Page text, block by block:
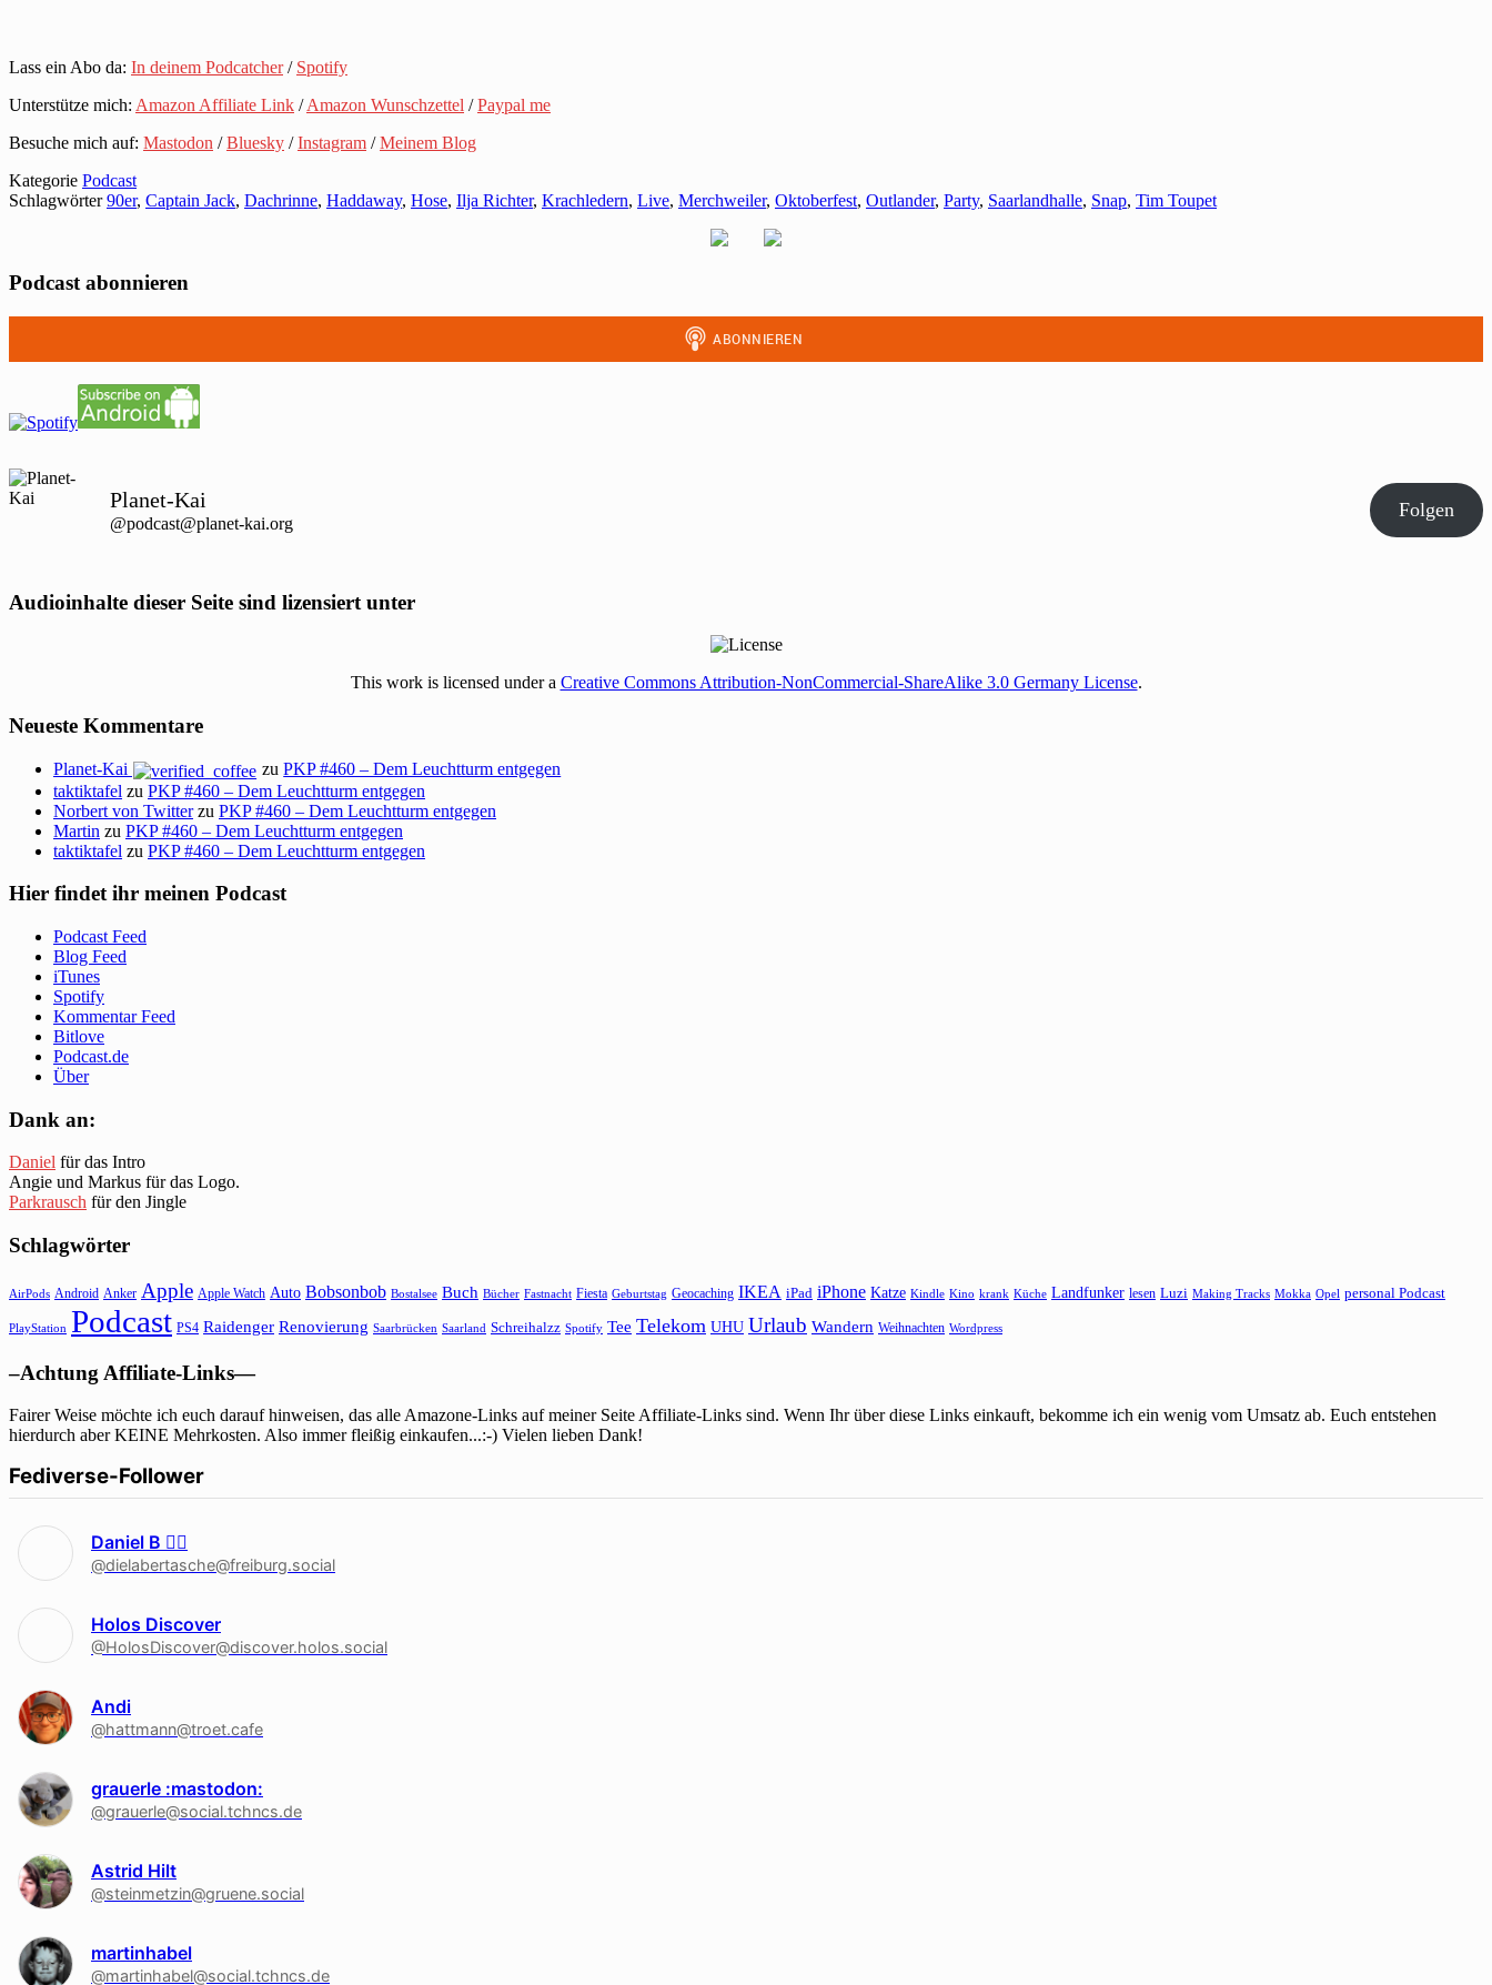
Lass ein Abo da: In deinem Podcatcher/ Spotify
Unterstütze mich: Amazon Affiliate Link /Amazon Wunschzettel /Paypal me
Besuche mich auf: Mastodon /Bluesky /Instagram /Meinem Blog
Kategorie Podcast
Schlagwörter90er, Captain Jack, Dachrinne, Haddaway, Hose, Ilja Richter, Krachledern, Live, Merchweiler, Oktoberfest, Outlander, Party, Saarlandhalle, Snap, Tim Toupet
Podcast abonnieren
Planet-Kai
@podcast@planet-kai.org
Folgen
Audioinhalte dieser Seite sind lizensiert unter
This work is licensed under a Creative Commons Attribution-NonCommercial-ShareAlike 3.0 Germany License.
Neueste Kommentare
Planet-Kai zuPKP #460 – Dem Leuchtturm entgegen
taktiktafel zu PKP #460 – Dem Leuchtturm entgegen
Norbert von Twitterzu PKP #460 – Dem Leuchtturm entgegen
Martin zu PKP #460 – Dem Leuchtturm entgegen
taktiktafel zu PKP #460 – Dem Leuchtturm entgegen
Hier findet ihr meinen Podcast
Podcast Feed
Blog Feed
iTunes
Spotify
Kommentar Feed
Bitlove
Podcast.de
Über
Dank an:
Daniel für das Intro
Angie und Markus für das Logo.
Parkrausch für den Jingle
Schlagwörter
AirPods Android Anker Apple Apple Watch Auto Bobsonbob Bostalsee Buch Bücher Fastnacht Fiesta Geburtstag Geocaching IKEA iPad iPhone Katze Kindle Kino krank Küche Landfunker lesen Luzi Making Tracks Mokka Opel personal Podcast
PlayStation Podcast PS4 Raidenger Renovierung Saarbrücken Saarland Schreihalzz Spotify Tee Telekom UHU Urlaub Wandern Weihnachten Wordpress
–Achtung Affiliate-Links—
Fairer Weise möchte ich euch darauf hinweisen, das alle Amazone-Links auf meiner Seite Affiliate-Links sind. Wenn Ihr über diese Links einkauft, bekomme ich ein wenig vom Umsatz ab. Euch entstehen
hierdurch aber KEINE Mehrkosten. Also immer fleißig einkaufen...:-) Vielen lieben Dank!
Fediverse-Follower
Daniel B 🏳‍🌈
@dielabertasche@freiburg.social
Holos Discover
@HolosDiscover@discover.holos.social
Andi
@hattmann@troet.cafe
grauerle :mastodon:
@grauerle@social.tchncs.de
Astrid Hilt
@steinmetzin@gruene.social
martinhabel
@martinhabel@social.tchncs.de